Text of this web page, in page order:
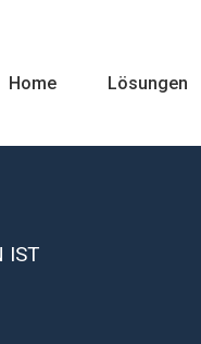
Home Lösungen
IST